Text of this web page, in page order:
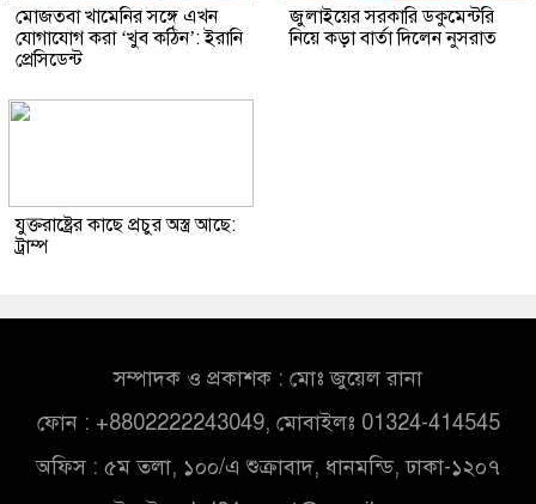
মোজতবা খামেনির সঙ্গে এখন
যোগাযোগ করা ‘খুব কঠিন’: ইরানি
প্রেসিডেন্ট
জুলাইয়ের সরকারি ডকুমেন্টরি
নিয়ে কড়া বার্তা দিলেন নুসরাত
যুক্তরাষ্ট্রের কাছে প্রচুর অস্ত্র আছে:
ট্রাম্প
সম্পাদক ও প্রকাশক : মোঃ জুয়েল রানা
ফোন : +8802222243049, মোবাইলঃ 01324-414545
অফিস : ৫ম তলা, ১০০/এ শুক্রাবাদ, ধানমন্ডি, ঢাকা-১২০৭